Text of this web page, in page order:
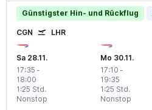
Günstigster Hin- und Rückflug
CGN LHR
Sa 28.11.
17:35 -
18:00
Nonstop
1:25 Std.
Mo 30.11.
17:10 -
19:35
Nonstop
1:25 Std.